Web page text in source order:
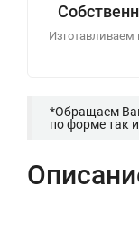
*Обращаем
по форме так